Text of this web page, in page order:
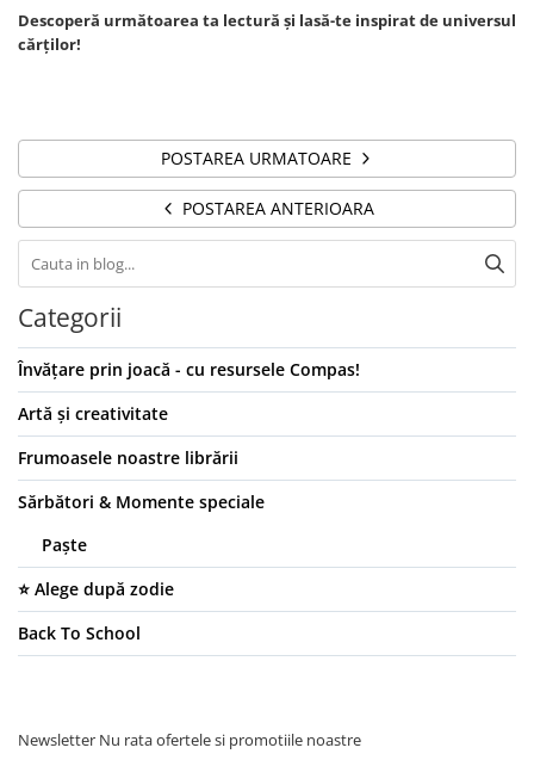
Foarfece
Cuttere și lame cutter
Tușuri și tușiere
Calculatoare de birou
Scriere și corectare
Pixuri
Stilouri
Rezerve pixuri și cerneală
Markere
Textmarker
Rollere
Linere
Creioane mecanice
Creioane grafit și ascuțitori
Corectoare și radiere
Instrumente de scris premium
Pixuri premium
Comunicare și prezentare
Descoperă următoarea ta lectură și lasă-te inspirat de universul
cărților!
POSTAREA URMATOARE
POSTAREA ANTERIOARA
Categorii
Învățare prin joacă - cu resursele Compas!
Artă și creativitate
Frumoasele noastre librării
Sărbători & Momente speciale
Paște
⭐ Alege după zodie
Back To School
Newsletter Nu rata ofertele si promotiile noastre